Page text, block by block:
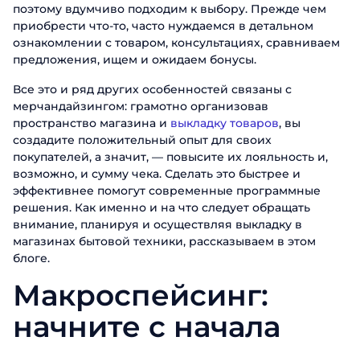
поэтому вдумчиво подходим к выбору. Прежде чем
приобрести что-то, часто нуждаемся в детальном
ознакомлении с товаром, консультациях, сравниваем
предложения, ищем и ожидаем бонусы.
Все это и ряд других особенностей связаны с
мерчандайзингом: грамотно организовав
пространство магазина и выкладку товаров, вы
создадите положительный опыт для своих
покупателей, а значит, — повысите их лояльность и,
возможно, и сумму чека. Сделать это быстрее и
эффективнее помогут современные программные
решения. Как именно и на что следует обращать
внимание, планируя и осуществляя выкладку в
магазинах бытовой техники, рассказываем в этом
блоге.
Макроспейсинг:
начните с начала